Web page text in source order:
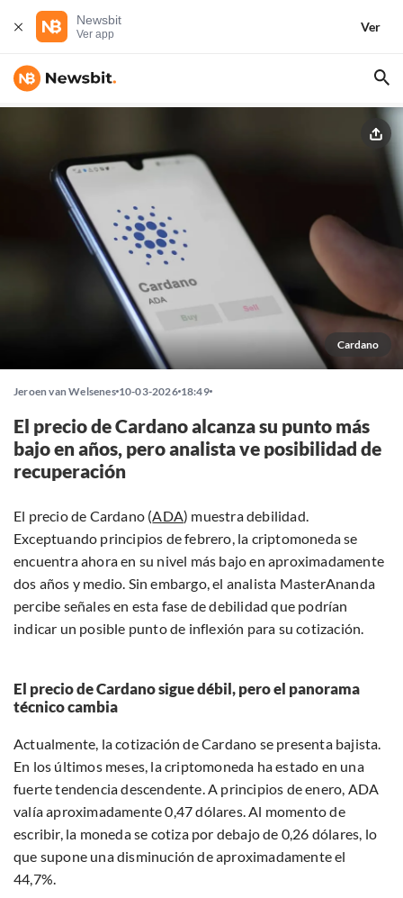
Newsbit
Ver app
Ver
Cardano
Jeroen van Welsenes 10-03-2026 18:49
El precio de Cardano alcanza su punto más
bajo en años, pero analista ve posibilidad de
recuperación
El precio de Cardano (ADA) muestra debilidad.
Exceptuando principios de febrero, la criptomoneda se
encuentra ahora en su nivel más bajo en aproximadamente
dos años y medio. Sin embargo, el analista MasterAnanda
percibe señales en esta fase de debilidad que podrían
indicar un posible punto de inflexión para su cotización.
El precio de Cardano sigue débil, pero el panorama
técnico cambia
Actualmente, la cotización de Cardano se presenta bajista.
En los últimos meses, la criptomoneda ha estado en una
fuerte tendencia descendente. A principios de enero, ADA
valía aproximadamente 0,47 dólares. Al momento de
escribir, la moneda se cotiza por debajo de 0,26 dólares, lo
que supone una disminución de aproximadamente el
44,7%.